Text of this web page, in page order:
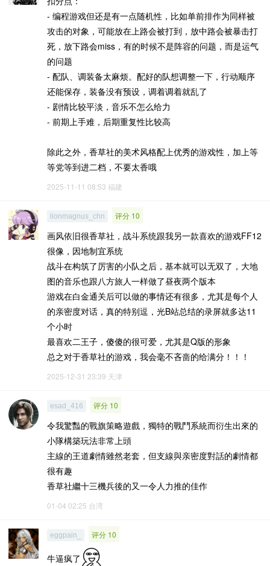
- 编程游戏但还是有一点随机性，比如单前排作为同样被
攻击的对象，可能放在上路会被打到，放中路会被暴击打
死，放下路会miss，有的时候不是阵容的问题，而是运气
的问题
- 配队、调装备太麻烦。配好的队想调整一下，行动顺序
还能保存，装备没有预设，调着调着就乱了
- 剧情比较平淡，音乐不怎么给力
- 前期上手难，后期重复性比较高
除此之外，香草社的美术风格配上优秀的游戏性，加上等
等党等到进二档，不要太香哦
2025-11-11 08:53 福建
lionmagnus_chn 评分 10
画风依旧很香草社，战斗系统跟我另一款喜欢的游戏FF12
很像，因地制宜系统
战斗在构筑了厉害的小队之后，基本就可以无双了，大地
图的音乐也跟八方旅人一样做了昼夜两个版本
游戏在白金通关后可以做的事情还有很多，尤其是每个人
的亲密度对话，真的特别逗，光B站总结的录屏就多达11
个小时
最喜欢二王子，傻傻的很可爱，尤其是Q版的形象
总之对于香草社的游戏，我会毫不吝啬的给满分！！！
2025-12-31 23:39 天津
esad_416 评分 10
令我驚豔的戰旗策略遊戲，獨特的戰鬥系統而衍生出來的
小隊構築玩法非常上頭
主線的王道劇情雖然老套，但支線與亲密度對話的劇情都
很有趣
香草社繼十三機兵後的又一令人力推的佳作
01-04 02:25 台湾
eggpain_ 评分 10
牛逼疯了